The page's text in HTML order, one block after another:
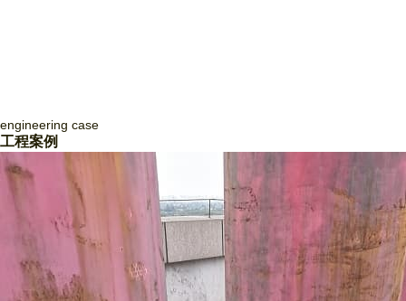
四川致盛消防工程有限公司
四川致盛消防工程有限公司，成立于2017年3月，2018年1月經四川省住
房和城鄉建設廳批準，獲得消防設施工程專業承包貳級資質和防水防腐保
溫工程專業承包貳級資質，并于2018年3月取得《 生產許可證》，隨后
取得了質量管理體系證書ISO9001和信用等級3A證書。四川致盛消防工
程有限公司是一家專業從事消防系統工程施工、消防系統運行咨詢和管
理、消防系統運行狀態監測、消防系統故障維修和整改、消防系統設備維
護保養為一體的專業施工企… ...
Read More
engineering case
工程案例